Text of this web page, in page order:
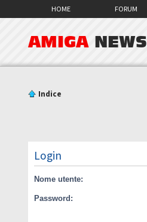
HOME FORUM
AMIGA NEWS
Indice
Login
Nome utente:
Password: